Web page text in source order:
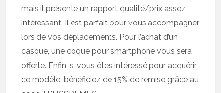
mais il présente un rapport qualité/prix assez
intéressant. Il est parfait pour vous accompagner
lors de vos déplacements. Pour l’achat d’un
casque, une coque pour smartphone vous sera
offerte. Enfin, si vous êtes intéressé pour acquérir
ce modèle, bénéficiez de 15% de remise grâce au